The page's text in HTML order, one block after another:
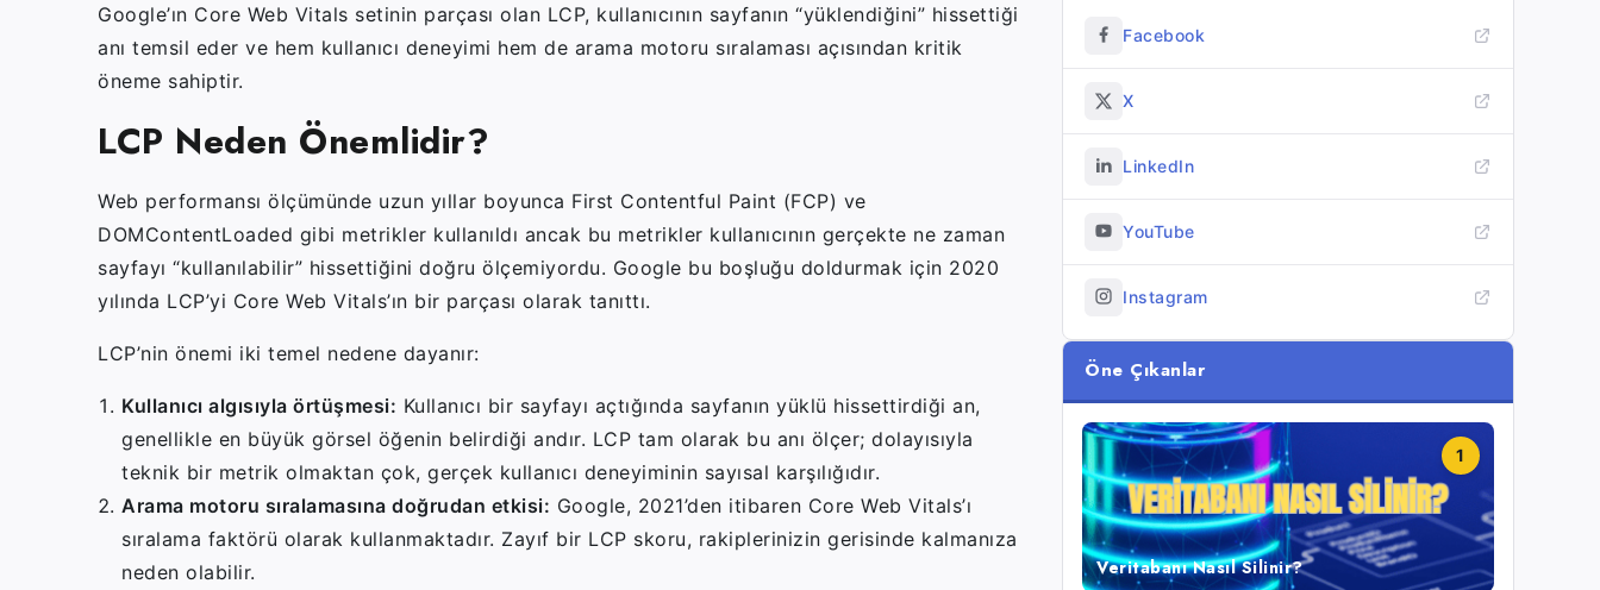
Google’ın Core Web Vitals setinin parçası olan LCP, kullanıcının sayfanın “yüklendiğini” hissettiği
anı temsil eder ve hem kullanıcı deneyimi hem de arama motoru sıralaması açısından kritik
öneme sahiptir.
LCP Neden Önemlidir?
Web performansı ölçümünde uzun yıllar boyunca First Contentful Paint (FCP) ve
DOMContentLoaded gibi metrikler kullanıldı ancak bu metrikler kullanıcının gerçekte ne zaman
sayfayı “kullanılabilir” hissettiğini doğru ölçemiyordu. Google bu boşluğu doldurmak için 2020
yılında LCP’yi Core Web Vitals’ın bir parçası olarak tanıttı.
LCP’nin önemi iki temel nedene dayanır:
Kullanıcı algısıyla örtüşmesi: Kullanıcı bir sayfayı açtığında sayfanın yüklü hissettirdiği an,
genellikle en büyük görsel öğenin belirdiği andır. LCP tam olarak bu anı ölçer; dolayısıyla
teknik bir metrik olmaktan çok, gerçek kullanıcı deneyiminin sayısal karşılığıdır.
Arama motoru sıralamasına doğrudan etkisi: Google, 2021’den itibaren Core Web Vitals’ı
sıralama faktörü olarak kullanmaktadır. Zayıf bir LCP skoru, rakiplerinizin gerisinde kalmanıza
neden olabilir.
Facebook
X
LinkedIn
YouTube
Instagram
Öne Çıkanlar
1
Veritabanı Nasıl Silinir?